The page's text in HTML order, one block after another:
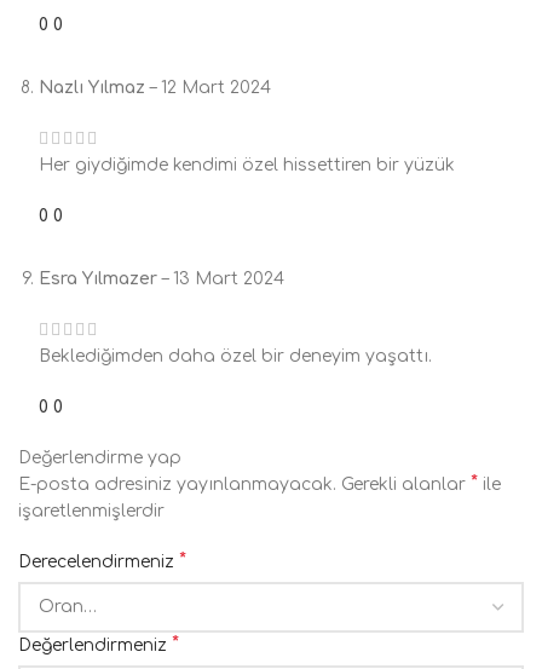
0 0
Nazlı Yılmaz– 12 Mart 2024
Her giydiğimde kendimi özel hissettiren bir yüzük
0 0
Esra Yılmazer– 13 Mart 2024
Beklediğimden daha özel bir deneyim yaşattı.
0 0
Değerlendirme yap
E-posta adresiniz yayınlanmayacak. Gerekli alanlar * ile
işaretlenmişlerdir
Derecelendirmeniz *
Değerlendirmeniz *